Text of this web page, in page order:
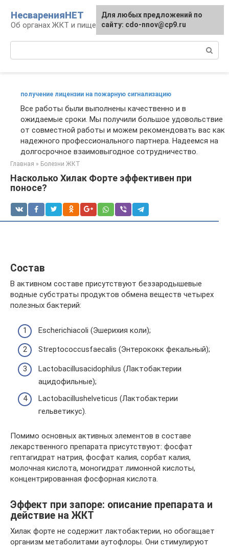
контенту
НесваренияНЕТ
Об органах ЖКТ и пищеварении
получение лицензии на пожарную сигнализацию
Все работы были выполнены качественно и в
ожидаемые сроки. Мы получили большое удовольствие
от совместной работы и можем рекомендовать вас как
надежного профессионального партнера. Надеемся на
долгосрочное взаимовыгодное сотрудничество.
Главная » Болезни ЖКТ
Насколько Хилак Форте эффективен при
поносе?
Состав
В активном составе присутствуют беззародышевые
водные субстраты продуктов обмена веществ четырех
полезных бактерий:
Escherichiacoli (Эшерихия коли);
Streptococcusfaecalis (Энтерококк фекальный);
Lactobacillusacidophilus (Лактобактерии
ацидофильные);
Lactobacillushelveticus (Лактобактерии
гельветикус).
Помимо основных активных элементов в составе
лекарственного препарата присутствуют: фосфат
гептагидрат натрия, фосфат калия, сорбат калия,
молочная кислота, моногидрат лимонной кислоты,
концентрированная фосфорная кислота.
Эффект при запоре: описание препарата и
действие на ЖКТ
Хилак форте не содержит лактобактерии, но обогащает
организм метаболитами аутофлоры. Они стимулируют
Для любых предложений по
сайту: cdo-nnov@cp9.ru